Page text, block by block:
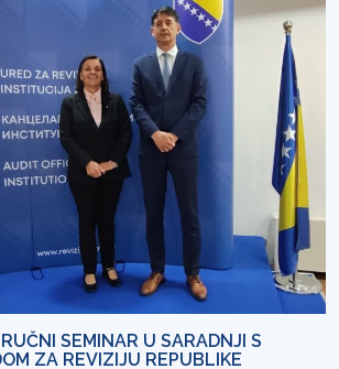
SEMINAR U SARADNJI S
ZA REVIZIJU REPUBLIKE